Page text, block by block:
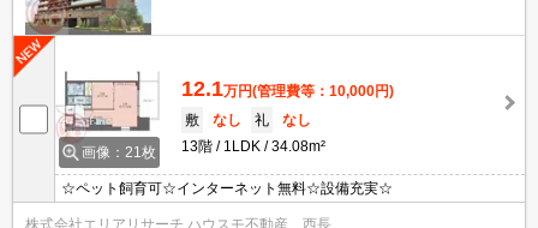
画像：21枚
12.1万円(管理費等：10,000円)
敷
なし 礼
なし
13階
1LDK 34.08m²
☆ペット飼育可☆インターネット無料☆設備充実☆
株式会社エリアリサーチ ハウスモ不動産 西長